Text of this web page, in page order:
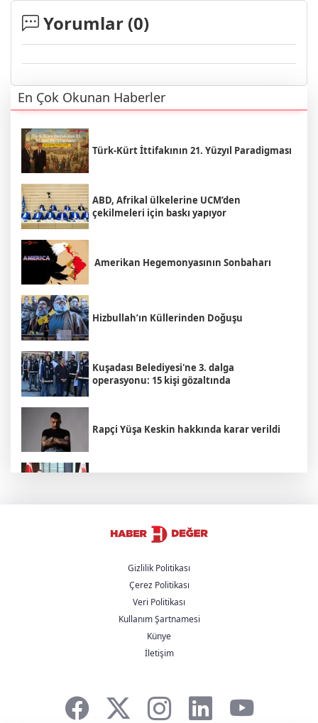
Yorumlar (0)
En Çok Okunan Haberler
Türk-Kürt İttifakının 21. Yüzyıl Paradigması
ABD, Afrikal ülkelerine UCM’den
çekilmeleri için baskı yapıyor
Amerikan Hegemonyasının Sonbaharı
Hizbullah’ın Küllerinden Doğuşu
Kuşadası Belediyesi'ne 3. dalga
operasyonu: 15 kişi gözaltında
Rapçi Yüşa Keskin hakkında karar verildi
Trump'tan İran açıklaması: "Savaş çok
yakında bitecek"
YENİ Parti, partiye katılan başkan sayısını
Avcılar Belediyesi soruşturmasında 12
şüpheli adliyede
Gizlilik Politikası
Çerez Politikası
Veri Politikası
Kullanım Şartnamesi
Künye
İletişim